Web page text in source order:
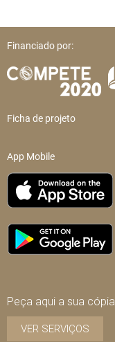
Financiado por:
Ficha de projeto
App Mobile
Peça aqui a sua
VER SERVIÇOS